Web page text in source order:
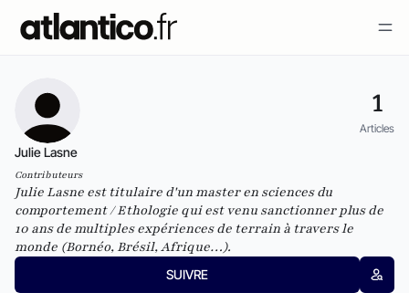
1
Articles
Julie Lasne
Contributeurs
Julie Lasne est titulaire d'un master en sciences du
comportement / Ethologie qui est venu sanctionner plus de
10 ans de multiples expériences de terrain à travers le
monde (Bornéo, Brésil, Afrique…).
SUIVRE